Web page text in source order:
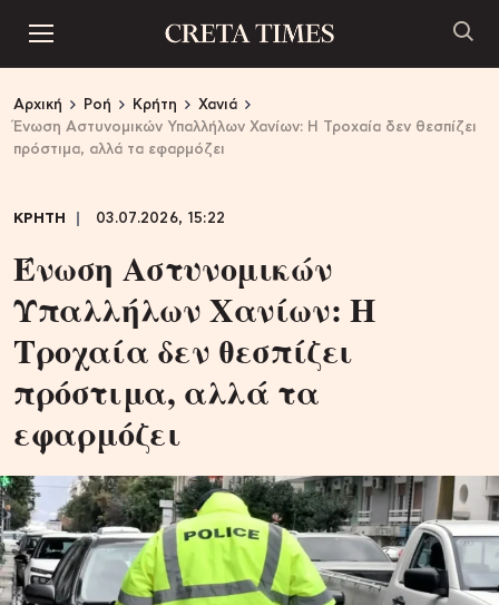
Αρχική Ροή Κρήτη
Χανιά
Ένωση Αστυνομικών Υπαλλήλων Χανίων: Η Τροχαία δεν θεσπίζει
πρόστιμα, αλλά τα εφαρμόζει
ΚΡΗΤΗ 03.07.2026, 15:22
Ένωση Αστυνομικών
Υπαλλήλων Χανίων: Η
Τροχαία δεν θεσπίζει
πρόστιμα, αλλά τα
εφαρμόζει